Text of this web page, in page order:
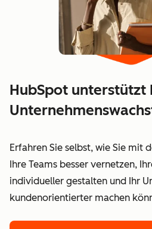
HubSpot unterstützt
Erfahren Sie selbst, wie Sie mit
Ihre Teams besser vernetzen,
individueller gestalten und Ihr
kundenorientierter machen